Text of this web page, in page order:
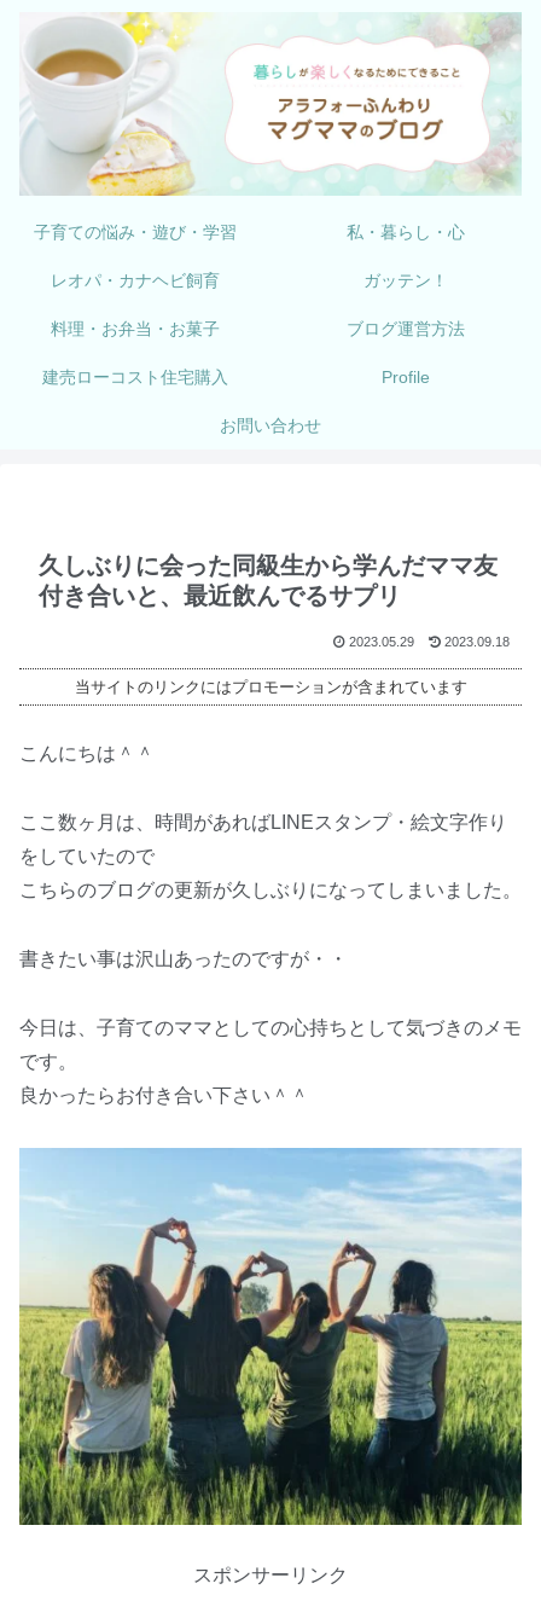
子育ての悩み・遊び・学習 私・暮らし・心
レオパ・カナヘビ飼育 ガッテン！
料理・お弁当・お菓子 ブログ運営方法
建売ローコスト住宅購入 Profile
お問い合わせ
久しぶりに会った同級生から学んだママ友
付き合いと、最近飲んでるサプリ
2023.05.29 2023.09.18
当サイトのリンクにはプロモーションが含まれています
こんにちは＾＾
ここ数ヶ月は、時間があればLINEスタンプ・絵文字作り
をしていたので
こちらのブログの更新が久しぶりになってしまいました。
書きたい事は沢山あったのですが・・
今日は、子育てのママとしての心持ちとして気づきのメモ
です。
良かったらお付き合い下さい＾＾
スポンサーリンク